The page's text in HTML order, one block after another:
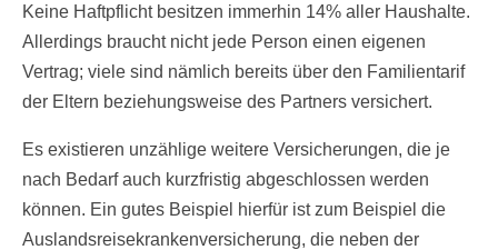
Keine Haftpflicht besitzen immerhin 14% aller Haushalte.
Allerdings braucht nicht jede Person einen eigenen
Vertrag; viele sind nämlich bereits über den Familientarif
der Eltern beziehungsweise des Partners versichert.
Es existieren unzählige weitere Versicherungen, die je
nach Bedarf auch kurzfristig abgeschlossen werden
können. Ein gutes Beispiel hierfür ist zum Beispiel die
Auslandsreisekrankenversicherung, die neben der